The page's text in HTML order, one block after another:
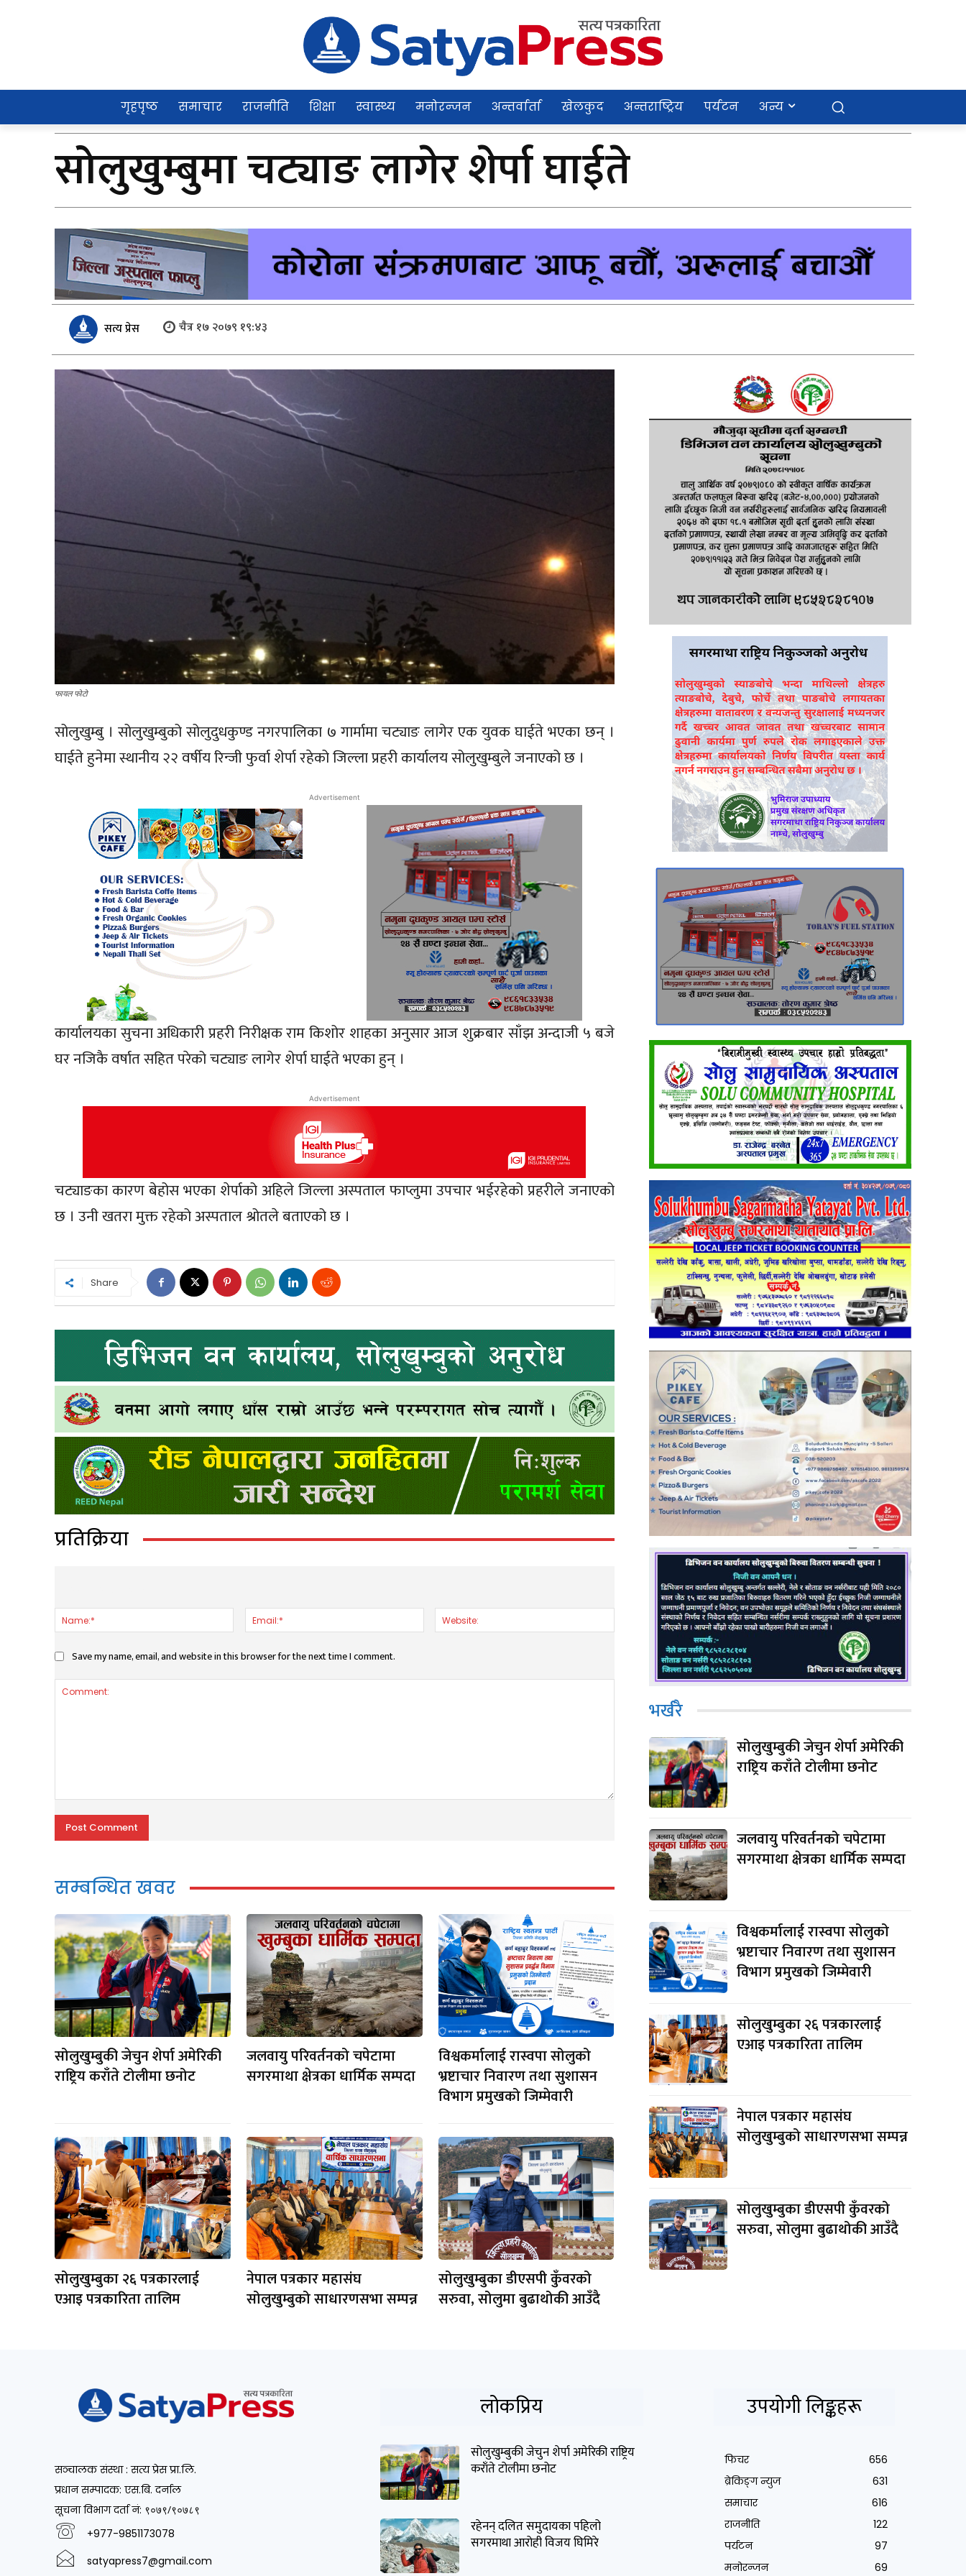
गृहपृष्ठ समाचार राजनीति शिक्षा स्वास्थ्य मनोरन्जन अन्तर्वार्ता खेलकुद अन्तराष्ट्रिय पर्यटन अन्य
सोलुखुम्बुमा चट्याङ लागेर शेर्पा घाईते
सत्य प्रेस चैत्र १७ २०७९ १९:४३
फायल फोटो
सोलुखुम्बु । सोलुखुम्बुको सोलुदुधकुण्ड नगरपालिका ७ गार्मामा चट्याङ लागेर एक युवक घाईते भएका छन् ।
घाईते हुनेमा स्थानीय २२ वर्षीय रिन्जी फुर्वा शेर्पा रहेको जिल्ला प्रहरी कार्यालय सोलुखुम्बुले जनाएको छ ।
Advertisement
कार्यालयका सुचना अधिकारी प्रहरी निरीक्षक राम किशोर शाहका अनुसार आज शुक्रबार साँझ अन्दाजी ५ बजे
घर नजिकै वर्षात सहित परेको चट्याङ लागेर शेर्पा घाईते भएका हुन् ।
Advertisement
चट्याङका कारण बेहोस भएका शेर्पाको अहिले जिल्ला अस्पताल फाप्लुमा उपचार भईरहेको प्रहरीले जनाएको
छ । उनी खतरा मुक्त रहेको अस्पताल श्रोतले बताएको छ ।
Share
प्रतिक्रिया
Name:* Email:*
Save my name, email, and website in this browser for the next time I comment.
सम्बन्धित खवर
सोलुखुम्बुकी जेचुन शेर्पा अमेरिकी
राष्ट्रिय कराँते टोलीमा छनोट
जलवायु परिवर्तनको चपेटामा
सगरमाथा क्षेत्रका धार्मिक सम्पदा
विश्वकर्मालाई रास्वपा सोलुको
भ्रष्टाचार निवारण तथा सुशासन
विभाग प्रमुखको जिम्मेवारी
सोलुखुम्बुका २६ पत्रकारलाई
एआइ पत्रकारिता तालिम
नेपाल पत्रकार महासंघ
सोलुखुम्बुको साधारणसभा सम्पन्न
सोलुखुम्बुका डीएसपी कुँवरको
सरुवा, सोलुमा बुढाथोकी आउँदै
भर्खरै
सोलुखुम्बुकी जेचुन शेर्पा अमेरिकी
राष्ट्रिय कराँते टोलीमा छनोट
जलवायु परिवर्तनको चपेटामा
सगरमाथा क्षेत्रका धार्मिक सम्पदा
विश्वकर्मालाई रास्वपा सोलुको
भ्रष्टाचार निवारण तथा सुशासन
विभाग प्रमुखको जिम्मेवारी
सोलुखुम्बुका २६ पत्रकारलाई
एआइ पत्रकारिता तालिम
नेपाल पत्रकार महासंघ
सोलुखुम्बुको साधारणसभा सम्पन्न
सोलुखुम्बुका डीएसपी कुँवरको
सरुवा, सोलुमा बुढाथोकी आउँदै
सञ्चालक संस्था : सत्य प्रेस प्रा.लि.
प्रधान सम्पादक: एस.बि. दर्नाल
सूचना विभाग दर्ता नं: ९०७९/९०७८९
+977-9851173078
satyapress7@gmail.com
लोकप्रिय
सोलुखुम्बुकी जेचुन शेर्पा अमेरिकी राष्ट्रिय
कराँते टोलीमा छनोट
रहेनन् दलित समुदायका पहिलो
सगरमाथा आरोही विजय घिमिरे
उपयोगी लिङ्कहरू
फिचर
656
ब्रेकिङ्ग न्युज
631
समाचार
616
राजनीति
122
पर्यटन
97
मनोरन्जन
69